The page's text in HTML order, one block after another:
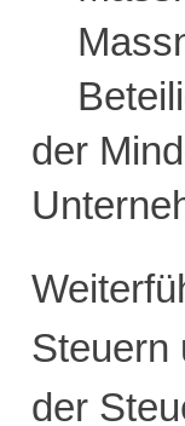
der
Steuern
der